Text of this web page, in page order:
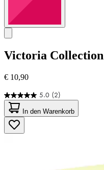
Victoria Collection
€ 10,90
5.0 (2)
5.0
von
5
Sternen.
2
In den Warenkorb